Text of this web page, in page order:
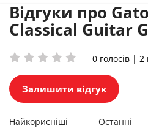
Відгуки про
Classical Guitar
0 голосів | 2
Залишити відгук
Найкорисніші Останні